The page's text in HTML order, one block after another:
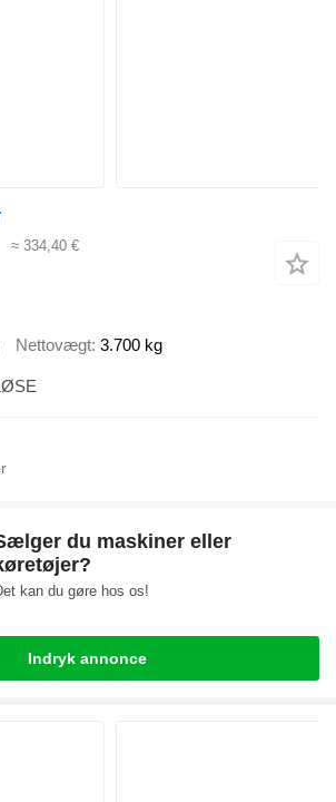
≈ 334,40 €
Nettovægt 3.700 kg
du maskiner eller
kan du gøre hos os!
Indryk annonce